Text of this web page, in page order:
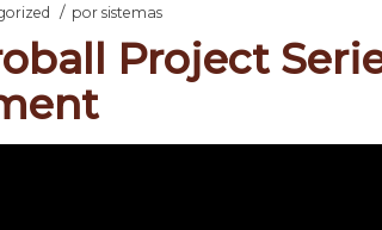
/ por sistemas
Project